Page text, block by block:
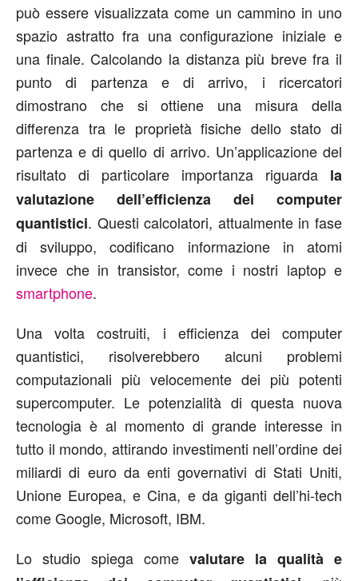
può essere visualizzata come un cammino in uno
spazio astratto fra una configurazione iniziale e
una finale. Calcolando la distanza più breve fra il
punto di partenza e di arrivo, i ricercatori
dimostrano che si ottiene una misura della
differenza tra le proprietà fisiche dello stato di
partenza e di quello di arrivo. Un’applicazione del
risultato di particolare importanza riguarda la
valutazione dell’efficienza dei computer
quantistici. Questi calcolatori, attualmente in fase
di sviluppo, codificano informazione in atomi
invece che in transistor, come i nostri laptop e
smartphone.
Una volta costruiti, i efficienza dei computer
quantistici, risolverebbero alcuni problemi
computazionali più velocemente dei più potenti
supercomputer. Le potenzialità di questa nuova
tecnologia è al momento di grande interesse in
tutto il mondo, attirando investimenti nell’ordine dei
miliardi di euro da enti governativi di Stati Uniti,
Unione Europea, e Cina, e da giganti dell’hi-tech
come Google, Microsoft, IBM.
Lo studio spiega come valutare la qualità e